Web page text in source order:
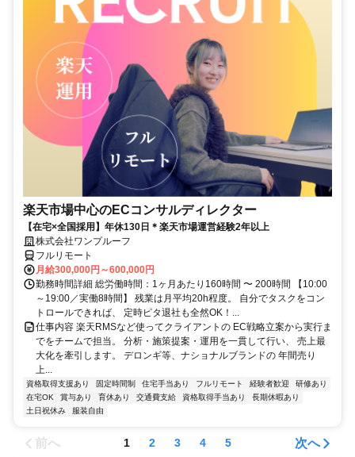
楽天市場中心のECコンサルディレクター
【在宅×全国採用】年休130日＊楽天市場運営経験2年以上
株式会社ワンプルーフ
フルリモート
月給300,000円～600,000円
勤務時間詳細 総労働時間：1ヶ月あたり160時間 〜 200時間 【10:00
～19:00／実働8時間】 残業は月平均20h程度。 自分でタスクをコン
トロールできれば、 定時ピタ退社も全然OK！...
仕事内容 楽天RMSなど使ってクライアントの EC戦略立案から実行ま
でをチームで担当。 分析・施策提案・運用を一貫して行い、 売上最
大化を牽引します。 デロンギ等、ナショナルブランドの 年間売り
上...
資格取得支援あり 固定時間制 住宅手当あり フルリモート 経験者歓迎
研修あり
在宅OK
賞与あり 育休あり 交通費支給 資格取得手当あり
長期休暇あり
土日祝休み
服装自由
前へ 1 2 3 4 5 次へ